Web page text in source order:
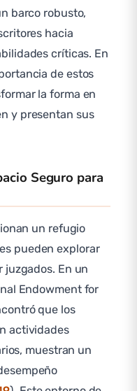
barco robusto,
hacia
críticas. En
de estos
la forma en
y presentan sus
Seguro para
un refugio
pueden explorar
juzgados. En un
Endowment for
que los
actividades
muestran un